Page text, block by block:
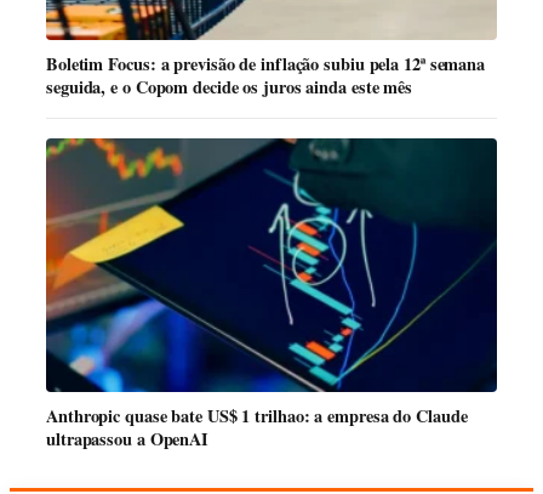
Boletim Focus: a previsão de inflação subiu pela 12ª semana
seguida, e o Copom decide os juros ainda este mês
Anthropic quase bate US$ 1 trilhao: a empresa do Claude
ultrapassou a OpenAI